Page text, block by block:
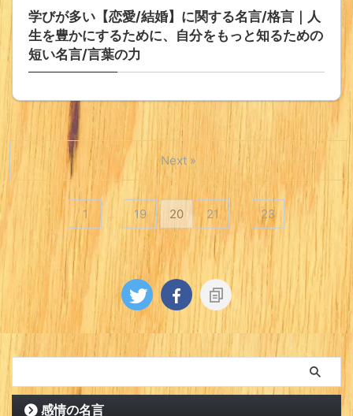
学びが多い【恋愛/結婚】に関する名言/格言｜人
生を豊かにするために、自分をもっと知るための
短い名言/言葉の力
1 … 19 20 21 … 23
Next »
感情の名言